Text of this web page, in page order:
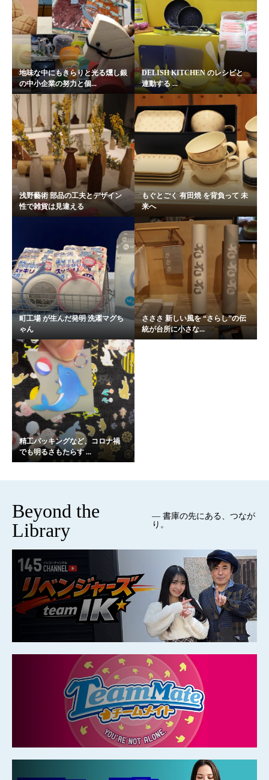
地味な中にもきらりと光る燻し銀
の中小企業の努力と個...
DELISH KITCHEN のレシピと
連動する ...
浅野藝術 部品の工夫とデザイン
性で雑貨は見違える
もぐとごく 有田焼 を背負って 未
来へ
町工場 が生んだ発明 洗濯マグち
ゃん
さささ 新しい風を “さらし”の伝
統が台所に小さな...
精工パッキングなど、コロナ禍
でも明るさもたらす ...
Beyond the
Library
— 書庫の先にある、つなが
り。